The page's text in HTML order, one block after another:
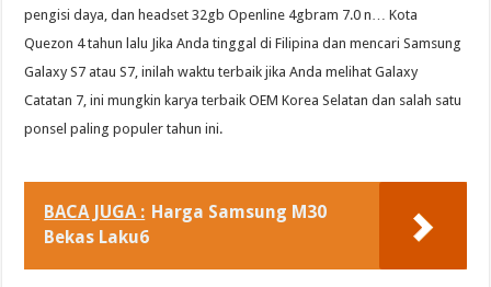
pengisi daya, dan headset 32gb Openline 4gbram 7.0 n… Kota
Quezon 4 tahun lalu Jika Anda tinggal di Filipina dan mencari Samsung
Galaxy S7 atau S7, inilah waktu terbaik jika Anda melihat Galaxy
Catatan 7, ini mungkin karya terbaik OEM Korea Selatan dan salah satu
ponsel paling populer tahun ini.
BACA JUGA : Harga Samsung M30
Bekas Laku6